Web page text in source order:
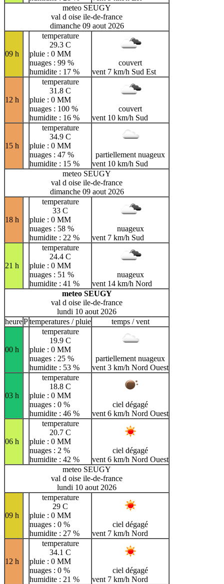
meteo SEUGY
val d oise ile-de-france
dimanche 09 aout 2026
09 h
temperature
29.3 C
pluie : 0 MM
nuages : 99 %
humidite : 17 %
couvert
vent 7 km/h Sud Est
12 h
temperature
31.8 C
pluie : 0 MM
nuages : 100 %
humidite : 16 %
couvert
vent 10 km/h Sud
15 h
temperature
34.9 C
pluie : 0 MM
nuages : 47 %
humidite : 15 %
partiellement nuageux
vent 10 km/h Sud
meteo SEUGY
val d oise ile-de-france
dimanche 09 aout 2026
18 h
temperature
33 C
pluie : 0 MM
nuages : 58 %
humidite : 22 %
nuageux
vent 7 km/h Sud
21 h
temperature
24.4 C
pluie : 0 MM
nuages : 51 %
humidite : 41 %
nuageux
vent 14 km/h Nord
meteo SEUGY
val d oise ile-de-france
lundi 10 aout 2026
heurePtemperatures / pluie temps / vent
00 h
temperature
19.9 C
pluie : 0 MM
nuages : 25 %
humidite : 53 %
partiellement nuageux
vent 3 km/h Nord Ouest
03 h
temperature
18.8 C
pluie : 0 MM
nuages : 0 %
humidite : 46 %
ciel dégagé
vent 6 km/h Nord Ouest
06 h
temperature
20.7 C
pluie : 0 MM
nuages : 2 %
humidite : 42 %
ciel dégagé
vent 6 km/h Nord Ouest
meteo SEUGY
val d oise ile-de-france
lundi 10 aout 2026
09 h
temperature
29 C
pluie : 0 MM
nuages : 0 %
humidite : 27 %
ciel dégagé
vent 7 km/h Nord
12 h
temperature
34.1 C
pluie : 0 MM
nuages : 0 %
humidite : 21 %
ciel dégagé
vent 7 km/h Nord